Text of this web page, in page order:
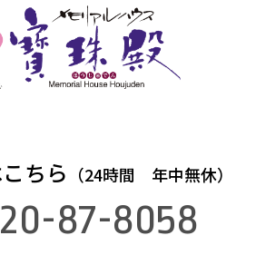
ちら （24時間 年中無休）
87-8058